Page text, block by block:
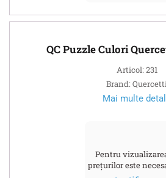
QC Puzzle Culori
Articol: 231
Brand:
Mai multe
Pentru
prețurilor este